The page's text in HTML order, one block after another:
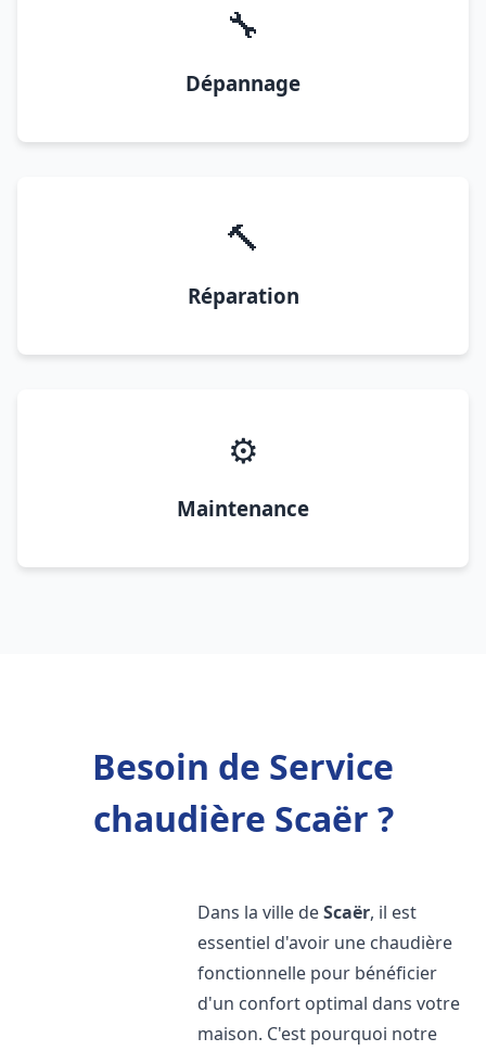
🔧
Dépannage
🔨
Réparation
⚙️
Maintenance
Besoin de Service
chaudière Scaër ?
Dans la ville deScaër, il est
essentiel d'avoir une chaudière
fonctionnelle pour bénéficier
d'un confort optimal dans votre
maison. C'est pourquoi notre